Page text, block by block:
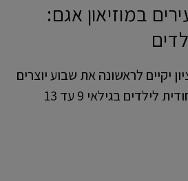
במוזיאון אגם:
יקיים לראשונה את שבוע יוצרים
צעירים, תוכנית קיץ ייחודית לילדים בגילאי 9 עד 13